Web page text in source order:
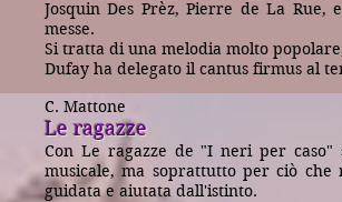
Josquin Des Prèz, Pierre de La
messe.
Si tratta di una melodia molto
Dufay ha delegato il cantus firmus al
C. Mattone
Le ragazze
Con Le ragazze de "I neri per caso"
musicale, ma soprattutto per ciò
guidata e aiutata dall'istinto.